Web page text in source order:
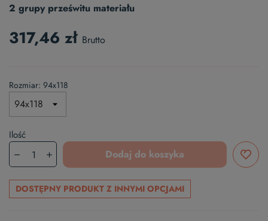
2 grupy prześwitu materiału
317,46 zł Brutto
Rozmiar: 94x118
Ilość
Dodaj do koszyka
DOSTĘPNY PRODUKT Z INNYMI OPCJAMI